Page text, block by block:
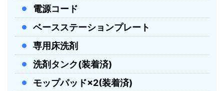
汚水タンク容量 4.0 L
操作方法 アプリ / 音声コントロール
対応音声アシスタ
ント
Alexa / Siri / Google Home
電源コード
ベースステーションプレート
専用床洗剤
洗剤タンク(装着済)
モップパッド×2(装着済)